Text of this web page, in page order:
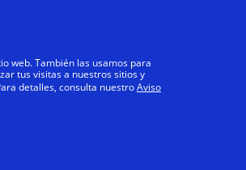
Innovadores Todos
web. También las usamos para
tus visitas a nuestros sitios y
detalles, consulta nuestroAviso